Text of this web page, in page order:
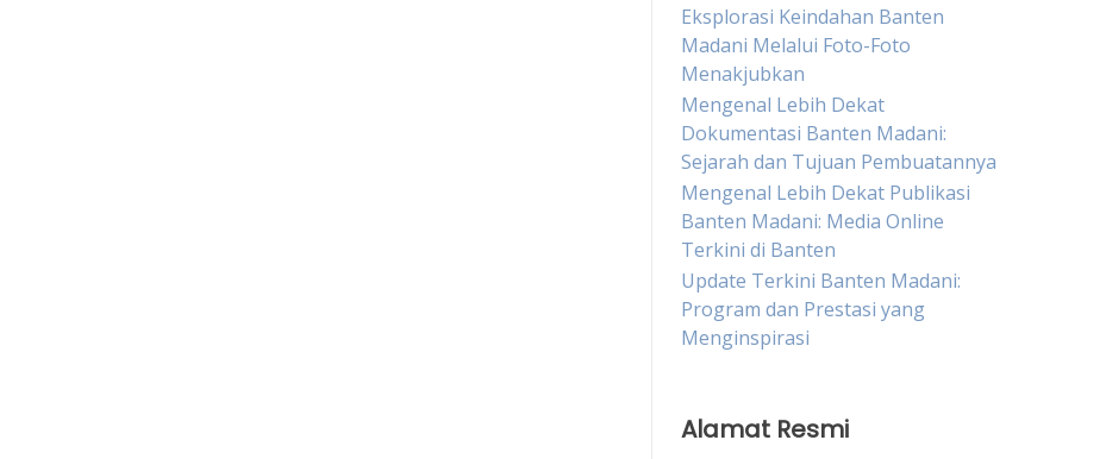
Eksplorasi Keindahan Banten
Madani Melalui Foto-Foto
Menakjubkan
Mengenal Lebih Dekat
Dokumentasi Banten Madani:
Sejarah dan Tujuan Pembuatannya
Mengenal Lebih Dekat Publikasi
Banten Madani: Media Online
Terkini di Banten
Update Terkini Banten Madani:
Program dan Prestasi yang
Menginspirasi
Alamat Resmi